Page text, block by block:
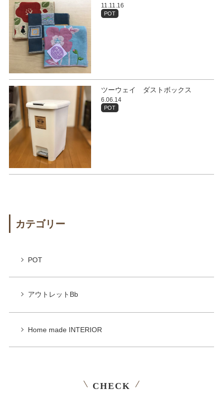
11.11.16
POT
ツーウェイ ダストボックス
6.06.14
POT
カテゴリー
POT
アウトレットBb
Home made INTERIOR
CHECK